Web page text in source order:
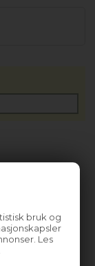
bruk og
Les